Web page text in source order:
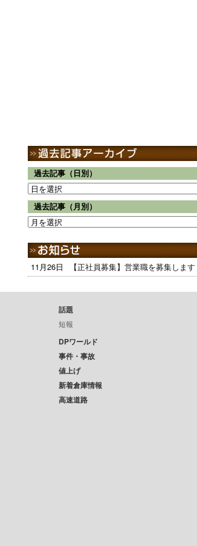
過去記事（日別）
過去記事（月別）
11月26日 【正社員募集】営業職を募集します
話題
短報
DPワールド
事件・事故
値上げ
新着倉庫情報
高速道路